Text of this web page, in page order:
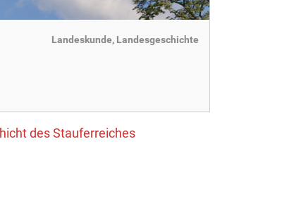
Landeskunde, Landesgeschichte
des Stauferreiches